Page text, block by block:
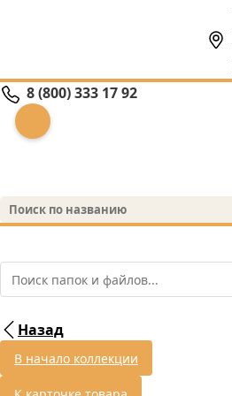
8 (800) 333 17 92
Назад
В начало коллекции